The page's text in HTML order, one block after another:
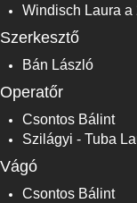
Windisch Laura
Szerkesztő
Bán László
Operatőr
Csontos Bálint
Szilágyi - Tuba
Vágó
Csontos Bálint